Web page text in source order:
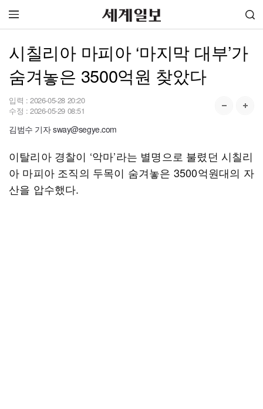
시칠리아 마피아 ‘마지막 대부’가
숨겨놓은 3500억원 찾았다
입력 : 2026-05-28 20:20
수정 : 2026-05-29 08:51
김범수 기자 sway@segye.com
이탈리아 경찰이 ‘악마’라는 별명으로 불렸던 시칠리
아 마피아 조직의 두목이 숨겨놓은 3500억원대의 자
산을 압수했다.